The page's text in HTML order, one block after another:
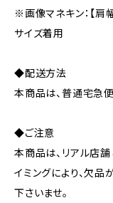
※画像マネキン：【肩
サイズ着用
◆配送方法
本商品は、普通宅急便
◆ご注意
本商品は、リアル店
イミングにより、欠
下さいませ。